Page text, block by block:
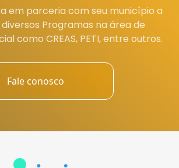
em parceria com seu município a
Programas na área de
como CREAS, PETI, entre outros.
Fale conosco